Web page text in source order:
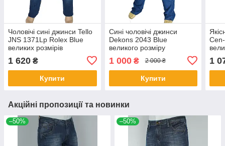
Чоловічі сині джинси Tello
JNS 1371Lp Rolex Blue
великих розмірів
1 620 ₴
Купити
Сині чоловічі джинси
Dekons 2043 Blue
великого розміру
1 000₴ 2 000 ₴
Купити
1
Акційні пропозиції та новинки
–50% –50%